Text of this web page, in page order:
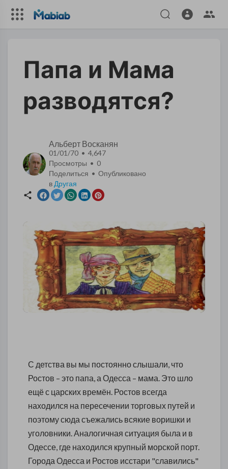
Папа и Мама
разводятся?
Альберт Восканян
01/01/70 • 4,647
Просмотры • 0
Поделиться • Опубликовано
в Другая
С детства вы мы постоянно слышали, что
Ростов – это папа, а Одесса – мама. Это шло
ещё с царских времён. Ростов всегда
находился на пересечении торговых путей и
поэтому сюда съежались всякие воришки и
уголовники. Аналогичная ситуация была и в
Одессе, где находился крупный морской порт.
Города Одесса и Ростов исстари "славились"